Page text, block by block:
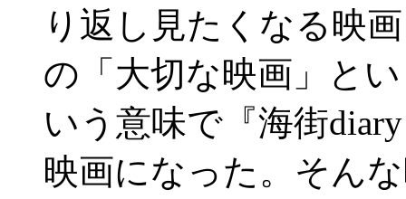
り返し見たくなる映
の「大切な映画」と
いう意味で『海街
映画になった。そん